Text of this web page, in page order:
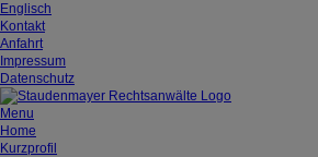
Englisch
Kontakt
Anfahrt
Impressum
Datenschutz
Menu
Home
Kurzprofil